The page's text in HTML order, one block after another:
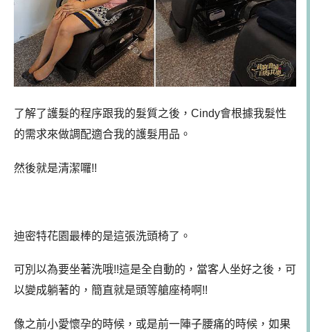
了解了護髮的程序跟我的髮質之後，Cindy會根據我髮性
的需求來做調配適合我的護髮用品。
然後就是清潔囉!!
迪密特花園最棒的是這張洗頭椅了。
可別以為要坐著洗哦!!這是全自動的，當客人坐好之後，可
以變成躺著的，簡直就是頭等艙座椅啊!!
像之前小愛懷孕的時候，或是前一陣子腰痛的時候，如果